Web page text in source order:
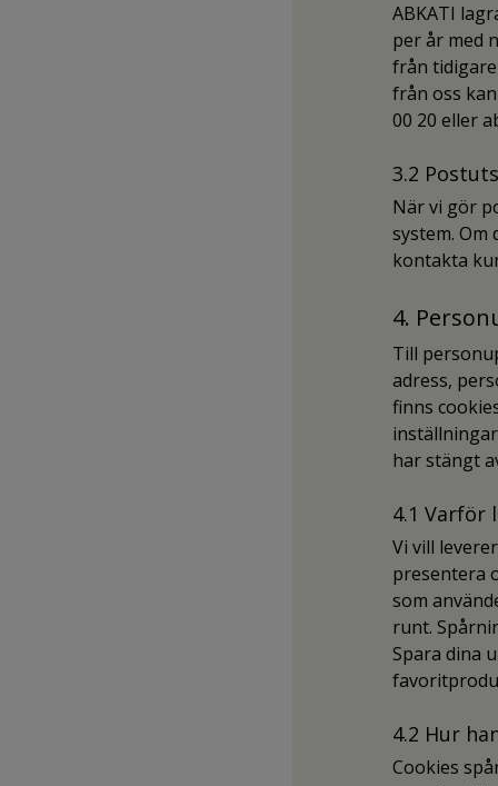
ABKATI
per år med
från
från oss
00 20 eller
3.2
När vi gör
system.
kontakta
4.
Till
adress,
finns
har stängt
4.1 Varför
Vi vill
presentera
som
runt.
Spara dina
4.2 Hur
Cookies